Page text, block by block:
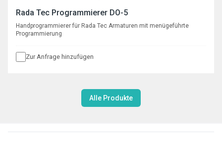
Rada Tec Programmierer DO-5
Handprogrammierer für Rada Tec Armaturen mit menügeführte
Programmierung
Zur Anfrage hinzufügen
Alle Produkte